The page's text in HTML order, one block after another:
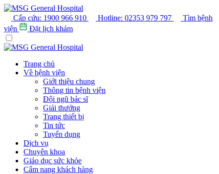
Cấp cứu: 1900 966 910 Hotline: 02353 979 797
Tìm bệnh
viện
Đặt lịch khám
Trang chủ
Về bệnh viện
Giới thiệu chung
Thông tin bệnh viện
Đội ngũ bác sĩ
Giải thưởng
Trang thiết bị
Tin tức
Tuyển dụng
Dịch vụ
Chuyên khoa
Giáo dục sức khỏe
Cẩm nang khách hàng